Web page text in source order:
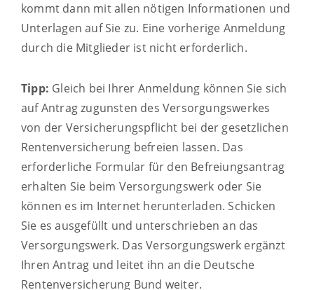
kommt dann mit allen nötigen Informationen und
Unterlagen auf Sie zu. Eine vorherige Anmeldung
durch die Mitglieder ist nicht erforderlich.
Tipp: Gleich bei Ihrer Anmeldung können Sie sich
auf Antrag zugunsten des Versorgungswerkes
von der Versicherungspflicht bei der gesetzlichen
Rentenversicherung befreien lassen. Das
erforderliche Formular für den Befreiungsantrag
erhalten Sie beim Versorgungswerk oder Sie
können es im Internet herunterladen. Schicken
Sie es ausgefüllt und unterschrieben an das
Versorgungswerk. Das Versorgungswerk ergänzt
Ihren Antrag und leitet ihn an die Deutsche
Rentenversicherung Bund weiter.